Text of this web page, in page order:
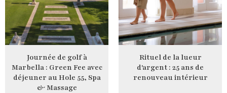
Journée de golf à
Marbella : Green Fee avec
déjeuner au Hole 55, Spa
& Massage
Rituel de la lueur
d'argent : 25 ans de
renouveau intérieur